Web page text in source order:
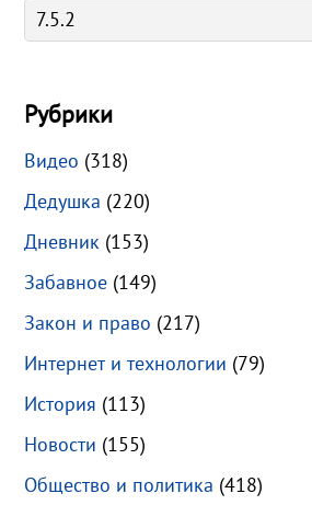
Рубрики
Видео (318)
Дедушка (220)
Дневник (153)
Забавное (149)
Закон и право (217)
Интернет и технологии (79)
История (113)
Новости (155)
Общество и политика (418)